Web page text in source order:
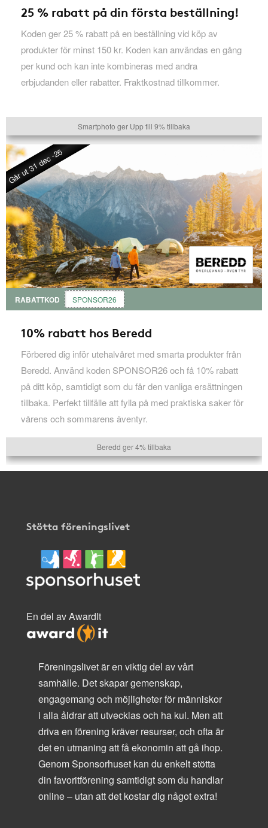
25 % rabatt på din första beställning!
Koden ger 25 % rabatt på en beställning vid köp av
produkter för minst 150 kr. Koden kan användas en gång
per kund och kan inte kombineras med andra
erbjudanden eller rabatter. Fraktkostnad tillkommer.
Smartphoto ger Upp till 9% tillbaka
Går ut 31 dec -26
RABATTKOD SPONSOR26
10% rabatt hos Beredd
Förbered dig inför utehalvåret med smarta produkter från
Beredd. Använd koden SPONSOR26 och få 10% rabatt
på ditt köp, samtidigt som du får den vanliga ersättningen
tillbaka. Perfekt tillfälle att fylla på med praktiska saker för
vårens och sommarens äventyr.
Beredd ger 4% tillbaka
Stötta föreningslivet
En del av AwardIt
Föreningslivet är en viktig del av vårt
samhälle. Det skapar gemenskap,
engagemang och möjligheter för människor
i alla åldrar att utvecklas och ha kul. Men att
driva en förening kräver resurser, och ofta är
det en utmaning att få ekonomin att gå ihop.
Genom Sponsorhuset kan du enkelt stötta
din favoritförening samtidigt som du handlar
online – utan att det kostar dig något extra!